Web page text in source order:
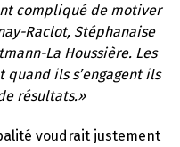
compliqué de motiver
Raclot, Stéphanaise
La Houssière. Les
quand ils s’engagent ils
résultats.»
voudrait justement